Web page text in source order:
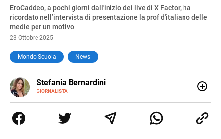
EroCaddeo, a pochi giorni dall'inizio dei live di X Factor, ha
ricordato nell’intervista di presentazione la prof d'italiano delle
medie per un motivo
23 Ottobre 2025
Mondo Scuola News
Stefania Bernardini
GIORNALISTA
E-
MAIL
Tv di cronaca, politica, scuola, economia e spettacolo. Ha
esperienze nella redazione di testate giornalistiche online